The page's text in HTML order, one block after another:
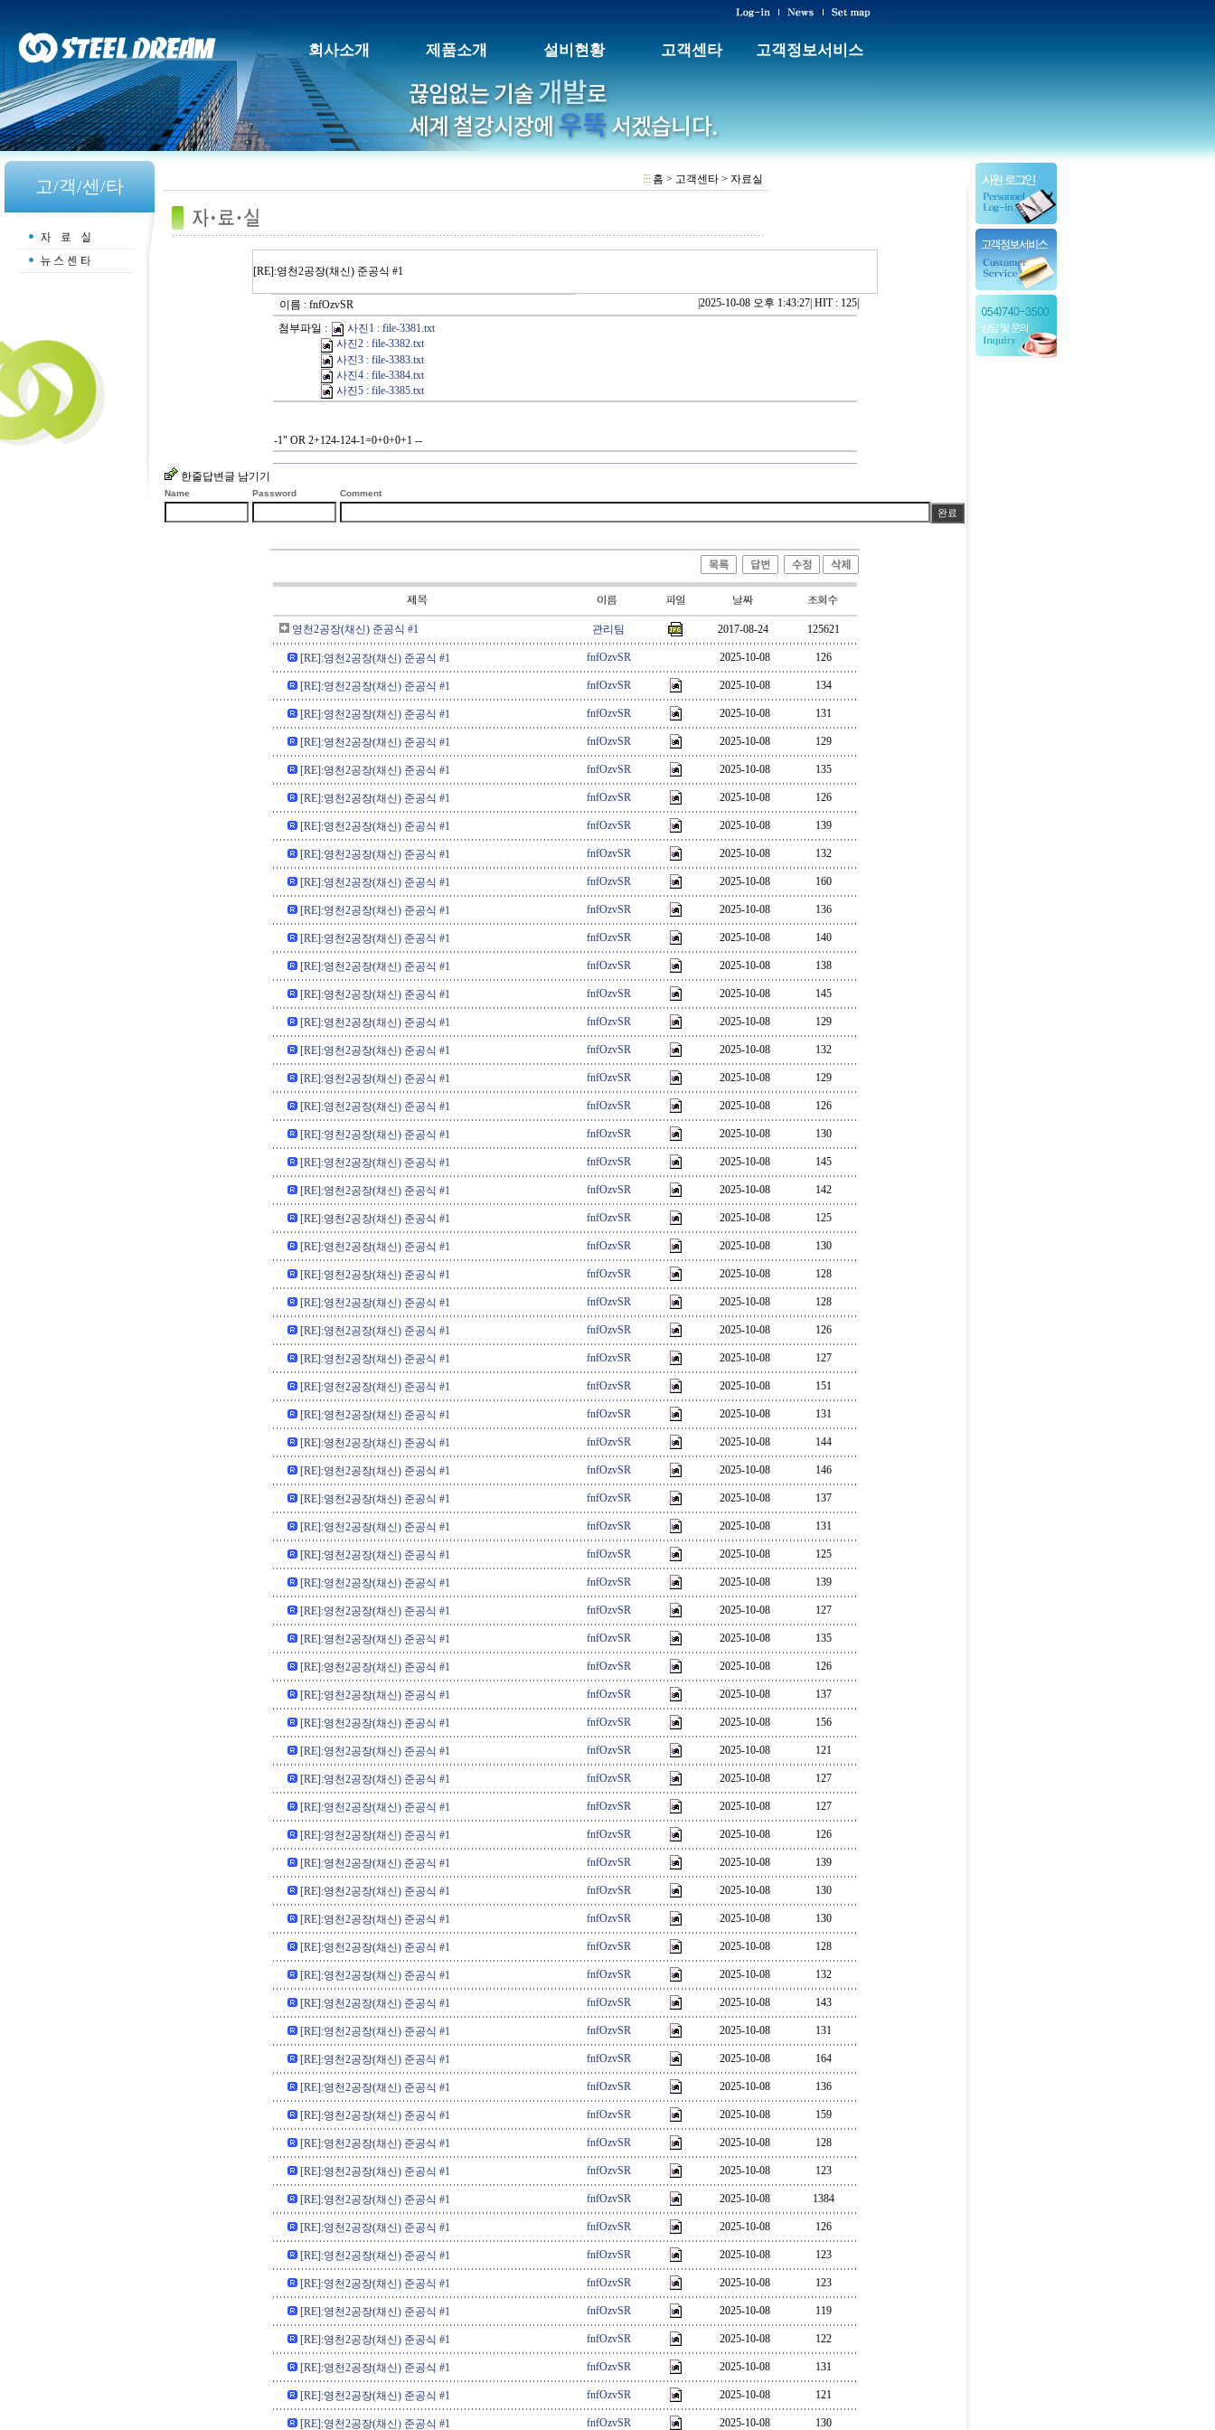
회사소개 제품소개 설비현황 고객센타 고객정보서비스
고/객/센/타 홈 > 고객센타 > 자료실
[RE]:영천2공장(채신) 준공식 #1
이름 : fnfOzvSR 2025-10-08 오후 1:43:27| HIT : 125|
첨부파일 :
사진1 : file-3381.txt
사진2 : file-3382.txt
사진3 : file-3383.txt
사진4 : file-3384.txt
사진5 : file-3385.txt
-1" OR 2+124-124-1=0+0+0+1 --
한줄답변글 남기기
Name Password Comment
영천2공장(채신) 준공식 #1 관리팀 2017-08-24 125621
[RE]:영천2공장(채신) 준공식 #1 fnfOzvSR 2025-10-08 126
[RE]:영천2공장(채신) 준공식 #1 fnfOzvSR 2025-10-08 134
[RE]:영천2공장(채신) 준공식 #1 fnfOzvSR 2025-10-08 131
[RE]:영천2공장(채신) 준공식 #1 fnfOzvSR 2025-10-08 129
[RE]:영천2공장(채신) 준공식 #1 fnfOzvSR 2025-10-08 135
[RE]:영천2공장(채신) 준공식 #1 fnfOzvSR 2025-10-08 126
[RE]:영천2공장(채신) 준공식 #1 fnfOzvSR 2025-10-08 139
[RE]:영천2공장(채신) 준공식 #1 fnfOzvSR 2025-10-08 132
[RE]:영천2공장(채신) 준공식 #1 fnfOzvSR 2025-10-08 160
[RE]:영천2공장(채신) 준공식 #1 fnfOzvSR 2025-10-08 136
[RE]:영천2공장(채신) 준공식 #1 fnfOzvSR 2025-10-08 140
[RE]:영천2공장(채신) 준공식 #1 fnfOzvSR 2025-10-08 138
[RE]:영천2공장(채신) 준공식 #1 fnfOzvSR 2025-10-08 145
[RE]:영천2공장(채신) 준공식 #1 fnfOzvSR 2025-10-08 129
[RE]:영천2공장(채신) 준공식 #1 fnfOzvSR 2025-10-08 132
[RE]:영천2공장(채신) 준공식 #1 fnfOzvSR 2025-10-08 129
[RE]:영천2공장(채신) 준공식 #1 fnfOzvSR 2025-10-08 126
[RE]:영천2공장(채신) 준공식 #1 fnfOzvSR 2025-10-08 130
[RE]:영천2공장(채신) 준공식 #1 fnfOzvSR 2025-10-08 145
[RE]:영천2공장(채신) 준공식 #1 fnfOzvSR 2025-10-08 142
[RE]:영천2공장(채신) 준공식 #1 fnfOzvSR 2025-10-08 125
[RE]:영천2공장(채신) 준공식 #1 fnfOzvSR 2025-10-08 130
[RE]:영천2공장(채신) 준공식 #1 fnfOzvSR 2025-10-08 128
[RE]:영천2공장(채신) 준공식 #1 fnfOzvSR 2025-10-08 128
[RE]:영천2공장(채신) 준공식 #1 fnfOzvSR 2025-10-08 126
[RE]:영천2공장(채신) 준공식 #1 fnfOzvSR 2025-10-08 127
[RE]:영천2공장(채신) 준공식 #1 fnfOzvSR 2025-10-08 151
[RE]:영천2공장(채신) 준공식 #1 fnfOzvSR 2025-10-08 131
[RE]:영천2공장(채신) 준공식 #1 fnfOzvSR 2025-10-08 144
[RE]:영천2공장(채신) 준공식 #1 fnfOzvSR 2025-10-08 146
[RE]:영천2공장(채신) 준공식 #1 fnfOzvSR 2025-10-08 137
[RE]:영천2공장(채신) 준공식 #1 fnfOzvSR 2025-10-08 131
[RE]:영천2공장(채신) 준공식 #1 fnfOzvSR 2025-10-08 125
[RE]:영천2공장(채신) 준공식 #1 fnfOzvSR 2025-10-08 139
[RE]:영천2공장(채신) 준공식 #1 fnfOzvSR 2025-10-08 127
[RE]:영천2공장(채신) 준공식 #1 fnfOzvSR 2025-10-08 135
[RE]:영천2공장(채신) 준공식 #1 fnfOzvSR 2025-10-08 126
[RE]:영천2공장(채신) 준공식 #1 fnfOzvSR 2025-10-08 137
[RE]:영천2공장(채신) 준공식 #1 fnfOzvSR 2025-10-08 156
[RE]:영천2공장(채신) 준공식 #1 fnfOzvSR 2025-10-08 121
[RE]:영천2공장(채신) 준공식 #1 fnfOzvSR 2025-10-08 127
[RE]:영천2공장(채신) 준공식 #1 fnfOzvSR 2025-10-08 127
[RE]:영천2공장(채신) 준공식 #1 fnfOzvSR 2025-10-08 126
[RE]:영천2공장(채신) 준공식 #1 fnfOzvSR 2025-10-08 139
[RE]:영천2공장(채신) 준공식 #1 fnfOzvSR 2025-10-08 130
[RE]:영천2공장(채신) 준공식 #1 fnfOzvSR 2025-10-08 130
[RE]:영천2공장(채신) 준공식 #1 fnfOzvSR 2025-10-08 128
[RE]:영천2공장(채신) 준공식 #1 fnfOzvSR 2025-10-08 132
[RE]:영천2공장(채신) 준공식 #1 fnfOzvSR 2025-10-08 143
[RE]:영천2공장(채신) 준공식 #1 fnfOzvSR 2025-10-08 131
[RE]:영천2공장(채신) 준공식 #1 fnfOzvSR 2025-10-08 164
[RE]:영천2공장(채신) 준공식 #1 fnfOzvSR 2025-10-08 136
[RE]:영천2공장(채신) 준공식 #1 fnfOzvSR 2025-10-08 159
[RE]:영천2공장(채신) 준공식 #1 fnfOzvSR 2025-10-08 128
[RE]:영천2공장(채신) 준공식 #1 fnfOzvSR 2025-10-08 123
[RE]:영천2공장(채신) 준공식 #1 fnfOzvSR 2025-10-08 1384
[RE]:영천2공장(채신) 준공식 #1 fnfOzvSR 2025-10-08 126
[RE]:영천2공장(채신) 준공식 #1 fnfOzvSR 2025-10-08 123
[RE]:영천2공장(채신) 준공식 #1 fnfOzvSR 2025-10-08 123
[RE]:영천2공장(채신) 준공식 #1 fnfOzvSR 2025-10-08 119
[RE]:영천2공장(채신) 준공식 #1 fnfOzvSR 2025-10-08 122
[RE]:영천2공장(채신) 준공식 #1 fnfOzvSR 2025-10-08 131
[RE]:영천2공장(채신) 준공식 #1 fnfOzvSR 2025-10-08 121
[RE]:영천2공장(채신) 준공식 #1 fnfOzvSR 2025-10-08 130